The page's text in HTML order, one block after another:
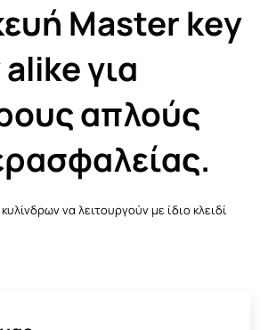
Master key
για
απλούς
να λειτουργούν με ίδιο κλειδί